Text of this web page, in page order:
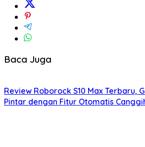
Baca Juga
Review Roborock S10 Max Terbaru,
Pintar dengan Fitur Otomatis